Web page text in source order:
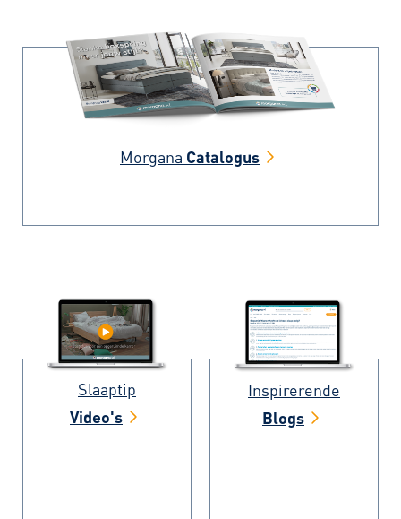
Morgana Catalogus
Slaaptip
Video's
Inspirerende
Blogs